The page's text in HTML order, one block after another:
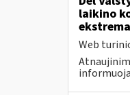
laikino
Web